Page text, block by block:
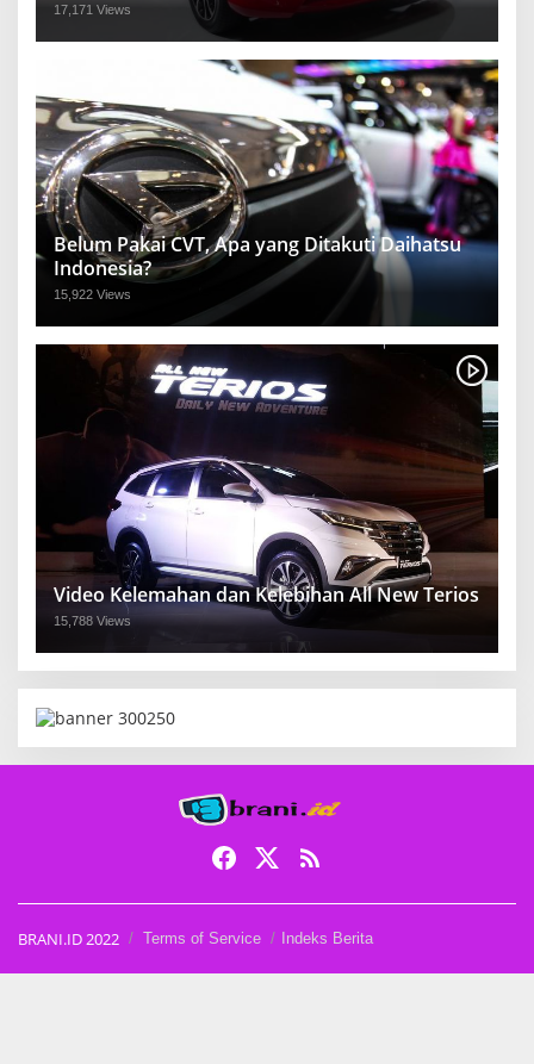
17,171 Views
Belum Pakai CVT, Apa yang Ditakuti Daihatsu
Indonesia?
15,922 Views
Video Kelemahan dan Kelebihan All New Terios
15,788 Views
BRANI.ID 2022 Terms of Service Indeks Berita